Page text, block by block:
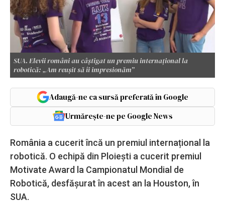
SUA. Elevii români au câștigat un premiu internațional la
robotică: „Am reușit să îi impresionăm”
Adaugă-ne ca sursă preferată în Google
Urmărește-ne pe Google News
România a cucerit încă un premiul internațional la
robotică. O echipă din Ploiești a cucerit premiul
Motivate Award la Campionatul Mondial de
Robotică, desfășurat în acest an la Houston, în
SUA.